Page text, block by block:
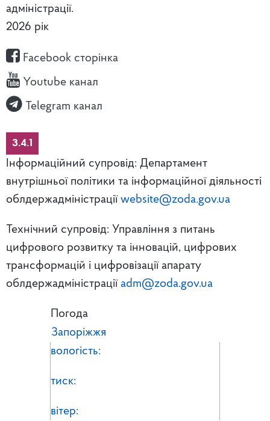
адміністрації.
2026 рік
Facebook сторінка
Youtube канал
Telegram канал
3.4.1
Інформаційний супровід: Департамент
внутрішньої політики та інформаційної діяльності
облдержадміністрації website@zoda.gov.ua
Технічний супровід: Управління з питань
цифрового розвитку та інновацій, цифрових
трансформацій і цифровізації апарату
облдержадміністрації adm@zoda.gov.ua
Погода
Запоріжжя
вологість:
тиск:
вітер: